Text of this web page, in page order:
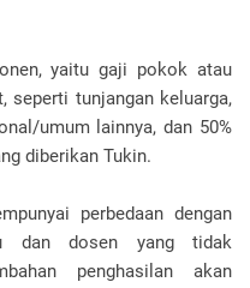
yaitu gaji pokok atau
seperti tunjangan keluarga,
umum lainnya, dan 50%
diberikan Tukin.
perbedaan dengan
dan dosen yang tidak
penghasilan akan